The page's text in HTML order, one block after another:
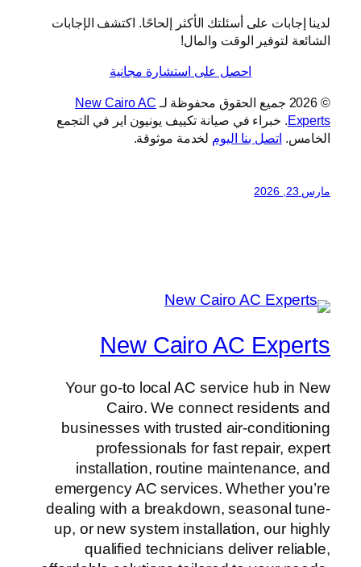
لدينا إجابات على أسئلتك الأكثر إلحاحًا. اكتشف الإجابات
الشائعة لتوفير الوقت والمال!
احصل على استشارة مجانية
© 2026 جميع الحقوق محفوظة لـ
New Cairo AC
Experts . خبراء في صيانة تكييف يونيون اير في التجمع
الخامس. اتصل بنا اليوم لخدمة موثوقة.
مارس 23, 2026
New Cairo AC Experts
Your go-to local AC service hub in New
Cairo. We connect residents and
businesses with trusted air-conditioning
professionals for fast repair, expert
installation, routine maintenance, and
emergency AC services. Whether you’re
dealing with a breakdown, seasonal tune-
up, or new system installation, our highly
qualified technicians deliver reliable,